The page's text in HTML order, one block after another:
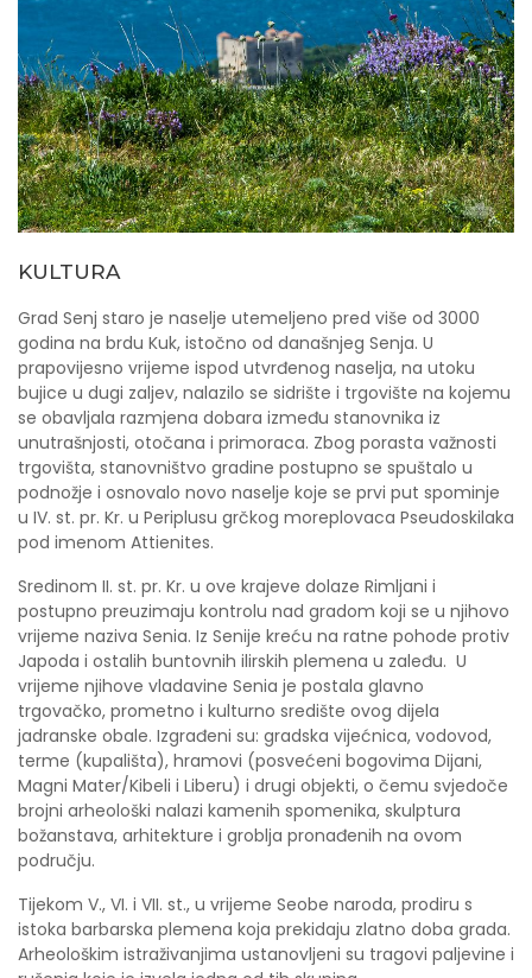
KULTURA
Grad Senj staro je naselje utemeljeno pred više od 3000
godina na brdu Kuk, istočno od današnjeg Senja. U
prapovijesno vrijeme ispod utvrđenog naselja, na utoku
bujice u dugi zaljev, nalazilo se sidrište i trgovište na kojemu
se obavljala razmjena dobara između stanovnika iz
unutrašnjosti, otočana i primoraca. Zbog porasta važnosti
trgovišta, stanovništvo gradine postupno se spuštalo u
podnožje i osnovalo novo naselje koje se prvi put spominje
u IV. st. pr. Kr. u Periplusu grčkog moreplovaca Pseudoskilaka
pod imenom Attienites.
Sredinom II. st. pr. Kr. u ove krajeve dolaze Rimljani i
postupno preuzimaju kontrolu nad gradom koji se u njihovo
vrijeme naziva Senia. Iz Senije kreću na ratne pohode protiv
Japoda i ostalih buntovnih ilirskih plemena u zaleđu. U
vrijeme njihove vladavine Senia je postala glavno
trgovačko, prometno i kulturno središte ovog dijela
jadranske obale. Izgrađeni su: gradska vijećnica, vodovod,
terme (kupališta), hramovi (posvećeni bogovima Dijani,
Magni Mater/Kibeli i Liberu) i drugi objekti, o čemu svjedoče
brojni arheološki nalazi kamenih spomenika, skulptura
božanstava, arhitekture i groblja pronađenih na ovom
području.
Tijekom V., VI. i VII. st., u vrijeme Seobe naroda, prodiru s
istoka barbarska plemena koja prekidaju zlatno doba grada.
Arheološkim istraživanjima ustanovljeni su tragovi paljevine i